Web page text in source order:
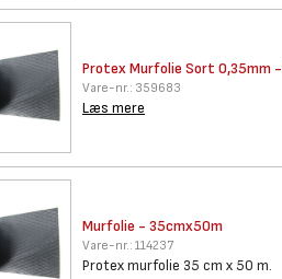
Protex Murfolie Sort 0,35mm -
Vare-nr.: 359683
Læs mere
Murfolie - 35cmx50m
Vare-nr.: 114237
Protex murfolie 35 cm x 50 m.